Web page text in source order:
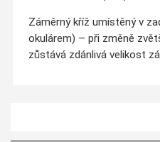
Záměrný kříž umístěný v
okulárem) – při změně
zůstává zdánlivá velikost